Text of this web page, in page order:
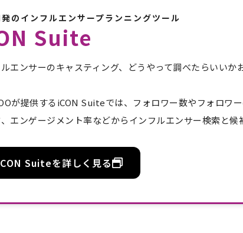
発のインフルエンサープランニングツール
Suite
エンサーのキャスティング、どうやって調べたらいいか
が提供するiCON Suiteでは、フォロワー数やフォロワ
エンゲージメント率などからインフルエンサー検索と候
Suiteを詳しく見る